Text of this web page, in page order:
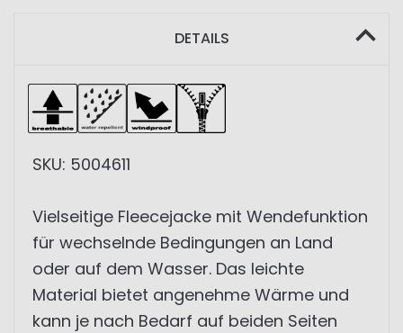
DETAILS
SKU: 5004611
Vielseitige Fleecejacke mit Wendefunktion
für wechselnde Bedingungen an Land
oder auf dem Wasser. Das leichte
Material bietet angenehme Wärme und
kann je nach Bedarf auf beiden Seiten